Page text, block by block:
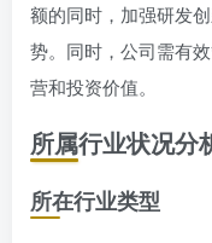
额的同时，加强研发
势。同时，公司需有
营和投资价值。
所属行业状况分
所在行业类型